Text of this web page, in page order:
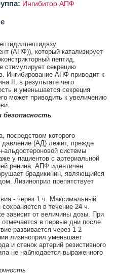
Ингибитор АПФ
(АПФ)), который катализирует
пептид,
стимулирует секрецию
Ингибирование АПФ приводит к
II, в результате чего
и уменьшается секреция
может приводить к увеличению
посредством которого
давление (АД) лежит, прежде
альдостероновой системы
у пациентов с артериальной
ренина. АПФ идентичен
брадикинин, являющийся
Лизиноприл препятствует
- через 1 ч. Максимальный
в течение 24 ч.
зависит от величины дозы. При
в первые дни после
развивается через 1-2
лизиноприл уменьшает
и стенок артерий резистивного
не наблюдается выраженного